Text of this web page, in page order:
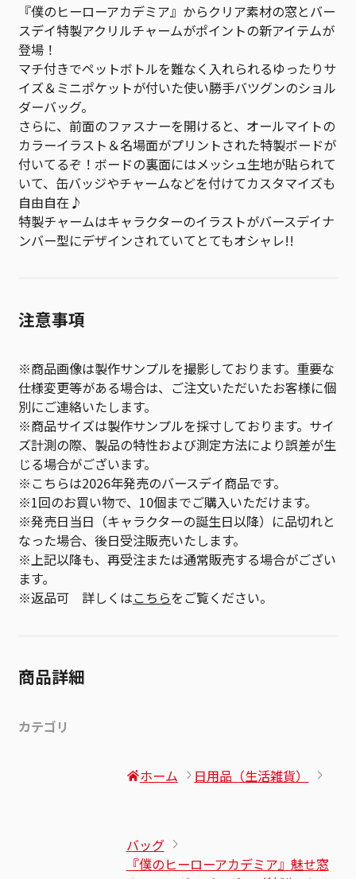
『僕のヒーローアカデミア』からクリア素材の窓とバー
スデイ特製アクリルチャームがポイントの新アイテムが
登場！
マチ付きでペットボトルを難なく入れられるゆったりサ
イズ＆ミニポケットが付いた使い勝手バツグンのショル
ダーバッグ。
さらに、前面のファスナーを開けると、オールマイトの
カラーイラスト＆名場面がプリントされた特製ボードが
付いてるぞ！ボードの裏面にはメッシュ生地が貼られて
いて、缶バッジやチャームなどを付けてカスタマイズも
自由自在♪
特製チャームはキャラクターのイラストがバースデイナ
ンバー型にデザインされていてとてもオシャレ!!
注意事項
※商品画像は製作サンプルを撮影しております。重要な
仕様変更等がある場合は、ご注文いただいたお客様に個
別にご連絡いたします。
※商品サイズは製作サンプルを採寸しております。サイ
ズ計測の際、製品の特性および測定方法により誤差が生
じる場合がございます。
※こちらは2026年発売のバースデイ商品です。
※1回のお買い物で、10個までご購入いただけます。
※発売日当日（キャラクターの誕生日以降）に品切れと
なった場合、後日受注販売いたします。
※上記以降も、再受注または通常販売する場合がござい
ます。
※返品可 詳しくはこちらをご覧ください。
商品詳細
カテゴリ
ホーム 日用品（生活雑貨）
バッグ
『僕のヒーローアカデミア』魅せ窓